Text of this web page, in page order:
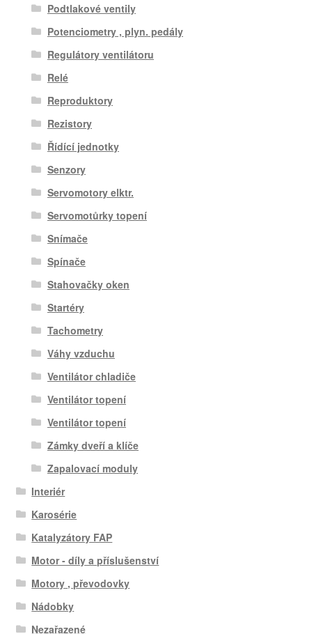
Podtlakové ventily
Potenciometry , plyn. pedály
Regulátory ventilátoru
Relé
Reproduktory
Rezistory
Řídící jednotky
Senzory
Servomotory elktr.
Servomotůrky topení
Snímače
Spínače
Stahovačky oken
Startéry
Tachometry
Váhy vzduchu
Ventilátor chladiče
Ventilátor topení
Ventilátor topení
Zámky dveří a klíče
Zapalovací moduly
Interiér
Karosérie
Katalyzátory FAP
Motor - díly a příslušenství
Motory , převodovky
Nádobky
Nezařazené